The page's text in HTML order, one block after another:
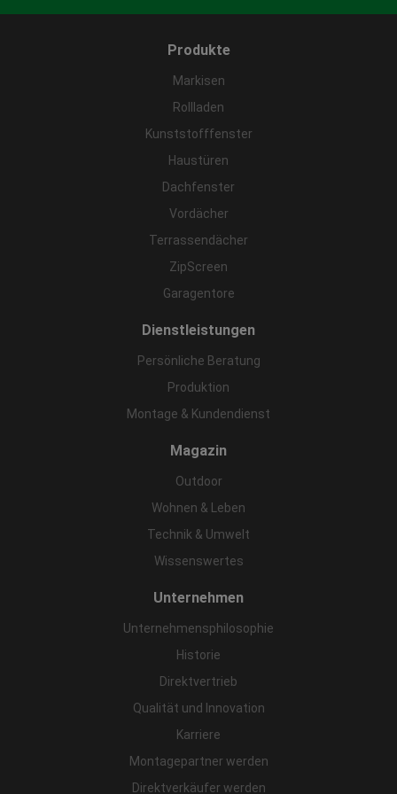
Produkte
Markisen
Rollladen
Kunststofffenster
Haustüren
Dachfenster
Vordächer
Terrassendächer
ZipScreen
Garagentore
Dienstleistungen
Persönliche Beratung
Produktion
Montage & Kundendienst
Magazin
Outdoor
Wohnen & Leben
Technik & Umwelt
Wissenswertes
Unternehmen
Unternehmensphilosophie
Historie
Direktvertrieb
Qualität und Innovation
Karriere
Montagepartner werden
Direktverkäufer werden